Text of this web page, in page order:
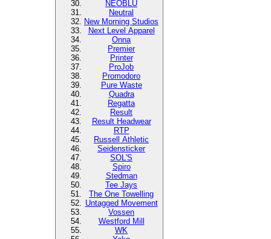
NEOBLU
Neutral
New Morning Studios
Next Level Apparel
Onna
Premier
Printer
ProJob
Promodoro
Pure Waste
Quadra
Regatta
Result
Result Headwear
RTP
Russell Athletic
Seidensticker
SOL'S
Spiro
Stedman
Tee Jays
The One Towelling
Untagged Movement
Vossen
Westford Mill
WK